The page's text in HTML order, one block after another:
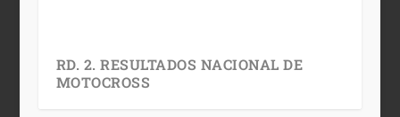
RD. 2. RESULTADOS NACIONAL DE
MOTOCROSS